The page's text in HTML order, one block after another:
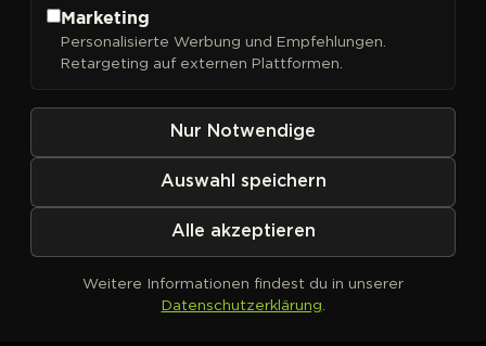
Kein Produkt definiert
Marketing
Personalisierte Werbung und Empfehlungen.
Retargeting auf externen Plattformen.
Nur Notwendige
Auswahl speichern
Alle akzeptieren
Weitere Informationen findest du in unserer
Datenschutzerklärung